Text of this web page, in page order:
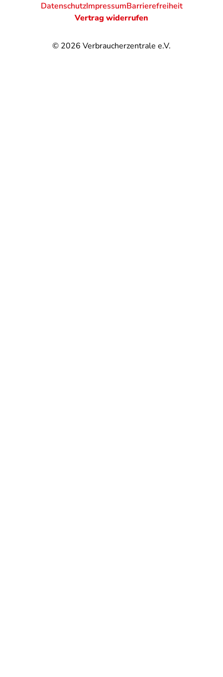
© 2026 Verbraucherzentrale e.V.
DatenschutzImpressumBarrierefreiheit
Vertrag widerrufen